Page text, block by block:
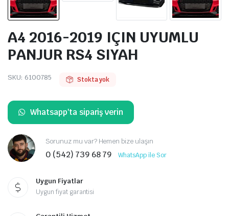
A4 2016-2019 IÇIN UYUMLU
PANJUR RS4 SIYAH
SKU: 6100785 Stokta yok
Whatsapp'ta sipariş verin
Sorunuz mu var? Hemen bize ulaşın
0 (542) 739 68 79 WhatsApp ile Sor
Uygun Fiyatlar
Uygun fiyat garantisi